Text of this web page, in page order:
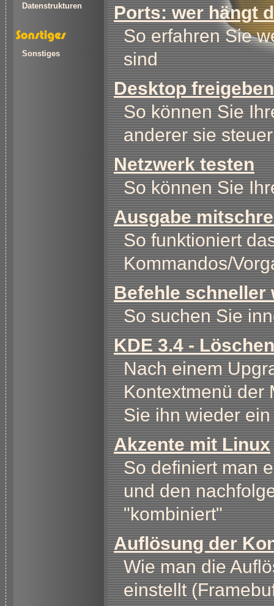
Datenstrukturen
Sonstiges
Ports: wer hängt
So erfahren Sie
sind
Desktop freigeben
So können Sie
anderer sie
Netzwerk testen
So können Sie
Ausgabe
So funktioniert
Kommandos/
Befehle schneller
So suchen Sie
KDE 3.4 -
Nach einem
Kontextmenü der
Sie ihn wieder ein
Akzente mit Linux
So definiert man
und den
"kombiniert"
Auflösung der
Wie man die
einstellt